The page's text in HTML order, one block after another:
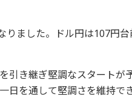
ました。ドル円は107円台
引き継ぎ堅調なスタートが
日を通して堅調さを維持で